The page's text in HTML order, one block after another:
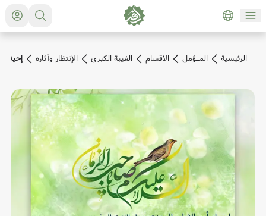
الرئیسیة المـــؤمل الاقسام الغيبة الكبرى الإنتظار وآثاره إحياء